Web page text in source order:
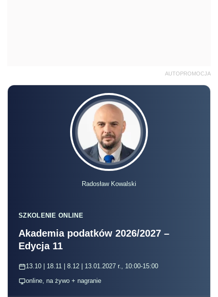
AUTOPROMOCJA
Radosław Kowalski
SZKOLENIE ONLINE
Akademia podatków 2026/2027 –
Edycja 11
13.10 | 18.11 | 8.12 | 13.01.2027 r., 10:00-15:00
online, na żywo + nagranie